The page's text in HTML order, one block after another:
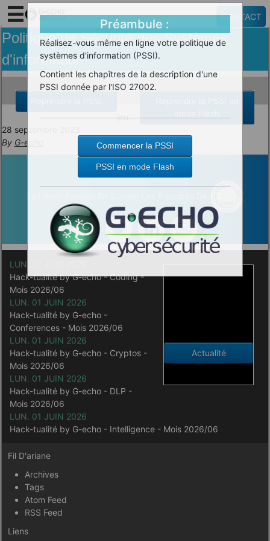
CONTACT
Politique de Sécurité des Systèmes
d'information
Préambule :
Réalisez-vous même en ligne votre politique de
systèmes d'information (PSSI).
Contient les chapîtres de la description d'une
PSSI donnée par l'ISO 27002.
Commencer la PSSI
PSSI en mode Flash
jeu.
28 septembre 2023
By G-echo
Actualité
LUN. 01 JUIN 2026
Hack-tualité by G-echo - Coding -
Mois 2026/06
LUN. 01 JUIN 2026
Hack-tualité by G-echo -
Conferences - Mois 2026/06
LUN. 01 JUIN 2026
Hack-tualité by G-echo - Cryptos -
Mois 2026/06
LUN. 01 JUIN 2026
Hack-tualité by G-echo - DLP -
Mois 2026/06
LUN. 01 JUIN 2026
Hack-tualité by G-echo - Intelligence - Mois 2026/06
Fil D'ariane
Archives
Tags
Atom Feed
RSS Feed
Liens